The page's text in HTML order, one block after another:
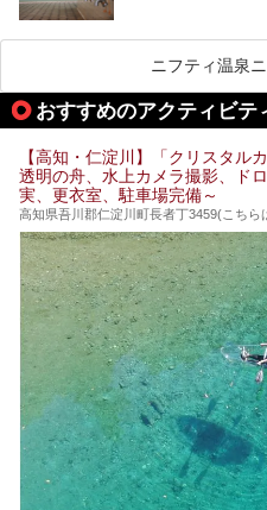
などが問題なければ
メします。
なぜなら最寄り温泉
りませんからね…！
もしくは、翌日キャ
それでは見ていきま
高知市というと、高
かなイメージがある
舗銭湯がけっこうな
規模は小さいながら
てみてはいかがでし
Kですよ♪
それではチェックし
ニフティ温泉
おすすめのアクティビテ
【高知・仁淀川】「クリスタル
透明の舟、水上カメラ撮影、ド
実、更衣室、駐車場完備～
高知県吾川郡仁淀川町長者丁3459(こちら